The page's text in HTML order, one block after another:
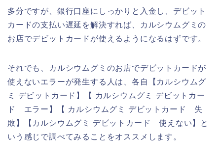
多分ですが、銀行口座にしっかりと入金し、デビット
カードの支払い遅延を解決すれば、カルシウムグミの
お店でデビットカードが使えるようになるはずです。
それでも、カルシウムグミのお店でデビットカードが
使えないエラーが発生する人は、各自【カルシウムグ
ミ デビットカード】【 カルシウムグミ デビットカー
ド エラー】【 カルシウムグミ デビットカード 失
敗】【カルシウムグミ デビットカード 使えない】と
いう感じで調べてみることをオススメします。